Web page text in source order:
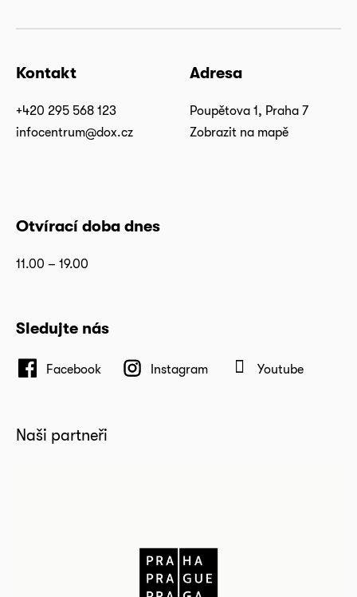
Kontakt
+420 295 568 123
infocentrum@dox.cz
Adresa
Poupětova 1, Praha 7
Zobrazit na mapě
Otvírací doba dnes
11.00 – 19.00
Sledujte nás
Facebook Instagram Youtube
Naši partneři